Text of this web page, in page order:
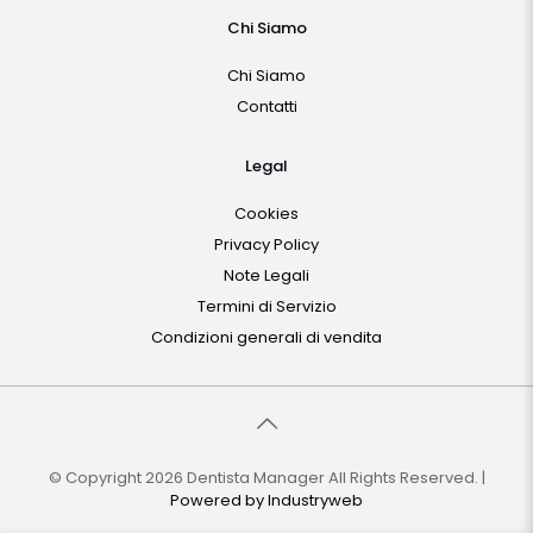
Chi Siamo
Chi Siamo
Contatti
Legal
Cookies
Privacy Policy
Note Legali
Termini di Servizio
Condizioni generali di vendita
© Copyright 2026 Dentista Manager All Rights Reserved. |
Powered byIndustryweb